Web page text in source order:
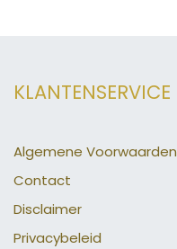
KLANTENSERVICE
Algemene Voorwaarden
Contact
Disclaimer
Privacybeleid